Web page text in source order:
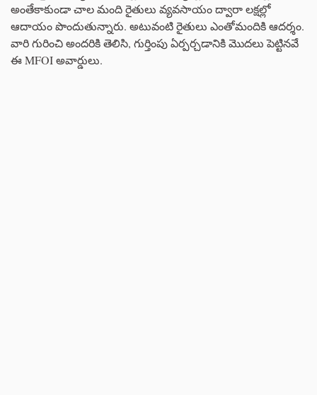
అంతేకాకుండా చాల మంది రైతులు వ్యవసాయం ద్వారా లక్షల్లో
ఆదాయం పొందుతున్నారు. అటువంటి రైతులు ఎంతోమందికి ఆదర్శం.
వారి గురించి అందరికి తెలిసి, గుర్తింపు ఏర్పర్చడానికి మొదలు పెట్టినవే
ఈ MFOI అవార్డులు.